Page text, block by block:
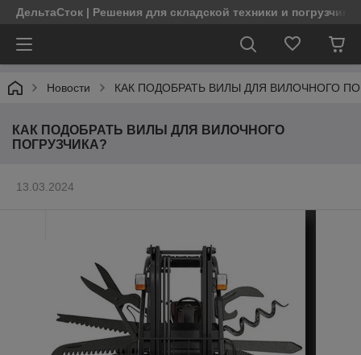
ДельтаСток | Решения для складской техники и
Новости КАК ПОДОБРАТЬ ВИЛЫ ДЛЯ ВИЛОЧНОГО
КАК ПОДОБРАТЬ ВИЛЫ ДЛЯ ВИЛОЧНОГО
ПОГРУЗЧИКА?
13.03.2024